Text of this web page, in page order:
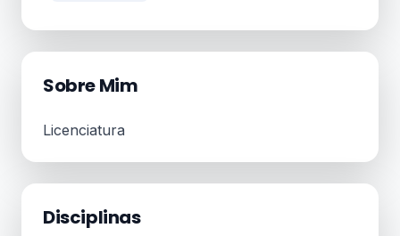
Sobre Mim
Licenciatura
Disciplinas